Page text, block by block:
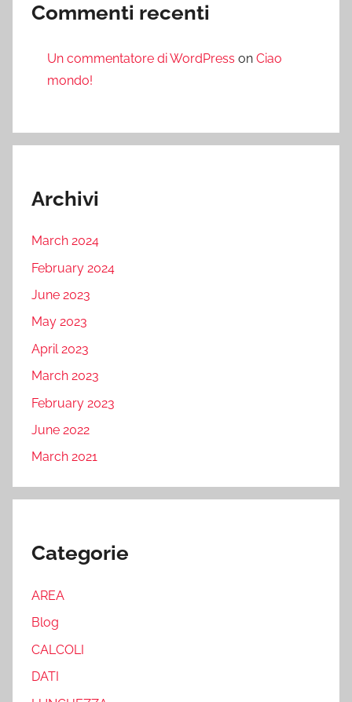
Commenti recenti
Un commentatore di WordPress on Ciao
mondo!
Archivi
March 2024
February 2024
June 2023
May 2023
April 2023
March 2023
February 2023
June 2022
March 2021
Categorie
AREA
Blog
CALCOLI
DATI